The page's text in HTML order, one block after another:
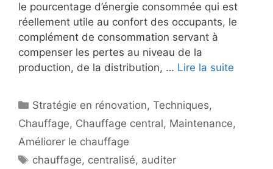
le pourcentage d’énergie consommée qui est
réellement utile au confort des occupants, le
complément de consommation servant à
compenser les pertes au niveau de la
production, de la distribution, … Lire la suite
Catégories
Stratégie en rénovation,Techniques,
Chauffage, Chauffage central, Maintenance,
Améliorer le chauffage
Étiquettes
chauffage, centralisé, auditer